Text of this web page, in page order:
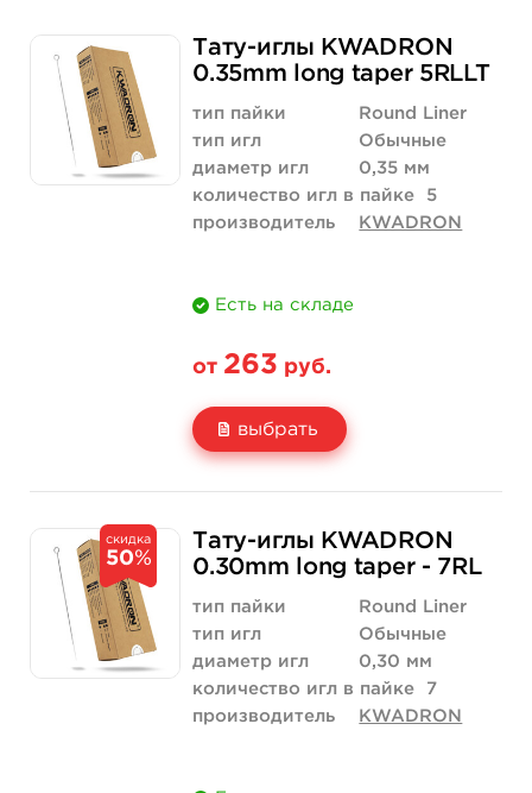
Цена
Количество
368 руб.
купить
736 руб.
купить
Тату-иглы KWADRON
0.35mm long taper 5RLLT
тип пайки
Round Liner
тип игл
Обычные
диаметр игл
0,35 мм
количество игл в пайке
5
производитель
KWADRON
Есть на складе
от 263 руб.
выбрать
Цена
Количество
263 руб.
купить
526 руб.
купить
скидка
50%
Тату-иглы KWADRON
0.30mm long taper - 7RL
тип пайки
Round Liner
тип игл
Обычные
диаметр игл
0,30 мм
количество игл в пайке
7
производитель
KWADRON